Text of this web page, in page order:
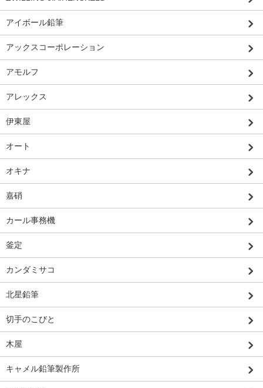
アイボール鉛筆
アックスコーポレーション
アモルフ
アレックス
伊東屋
オート
オキナ
嘉硝
カール事務機
釜定
カンダミサコ
北星鉛筆
切手のこびと
木屋
キャメル鉛筆製作所